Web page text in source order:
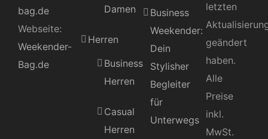
bag.de
Webseite:
Weekender-
Bag.de
Damen
Herren
Business
Herren
Casual
Herren
Business
Weekender:
Dein
Stylisher
Begleiter
für
Unterwegs
letzten
geändert
haben.
Alle
Preise
inkl.
MwSt.